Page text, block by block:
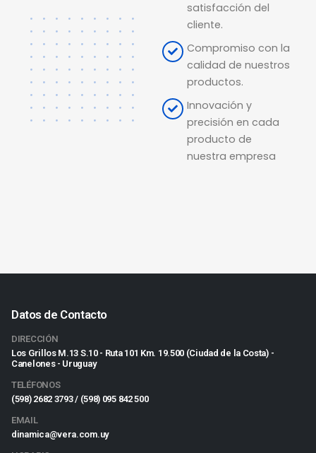
satisfacción del
cliente.
Compromiso con la
calidad de nuestros
productos.
Innovación y
precisión en cada
producto de
nuestra empresa
Datos de Contacto
DIRECCIÓN
Los Grillos M.13 S.10 - Ruta 101 Km. 19.500 (Ciudad de la Costa) -
Canelones - Uruguay
TELÉFONOS
(598) 2682 3793 / (598) 095 842 500
EMAIL
dinamica@vera.com.uy